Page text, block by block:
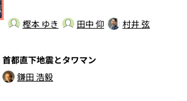
樫本 ゆき 田中 仰 村井 弦
首都直下地震とタワマン
鎌田 浩毅